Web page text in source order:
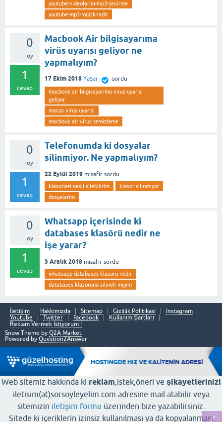
youtube-videolarını-mp3-çevirme
youtube-mp3-müzik-indir
0
oy
1
cevap
Macbook Air bilgisayarıma
virüs uyarısı geliyor ne
yapmalıyım?
17 Ekim 2018 Yaşar sordu
macbook air bilgisayarima virus uyarisi
geliyor
macos virus uyarisi
macbook air virus temizleme
0
oy
1
cevap
Telefonumda ki dosyalar
silinmiyor. Ne yapmalıyım?
22 Eylül 2019 misafir sordu
klasorleri nasil silebilirim
klasor silinmiyor
dosyalarim
0
oy
1
cevap
Whatsapp içerisinde ki
databases klasörü nedir ne
işe yarar?
3 Aralık 2018 misafir sordu
whatsapp databases klasoru nedir
databases klasorunu silmeli miyim
İletişim Hakkımızda Sitemap Gizlilik Politikası
Instagram
Youtube
Twitter Facebook
Kullanım Şartları
Reklam Vermek İstiyorum !
Snow Theme by Q2A Market
Powered by Question2Answer
Web sitemiz hakkında ki reklam ,istek,öneri ve şikayetlerinizi
iletisim(at)sorsoyleyelim.com adresine mail atabilir veya
sitemizin iletişim formu üzerinden bize yazabilirsiniz.
Sitede ki içeriklerin izinsiz kullanılması ya da kopyalanması